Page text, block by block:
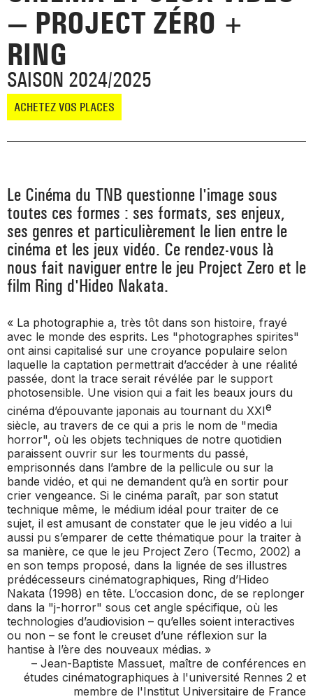
_ LES SALLES
_ ACTION TERRITORIALE
_ ACTION CULTURELLE
_ TNB ÉCO-RESPONSABLE
_ ARCHIVES ET RESSOURCES
_ COPRODUCTIONS
_ RÉSIDENCES D'ARTISTE
_ INTERNATIONAL
_ ACTUALITÉS
_ FORMATION
_ INSERTION PROFESSIONNELLE
_ PROMOTIONS
_ INTERNATIONAL
_ NOUS SOUTENIR
_ CONTACTS ET INFOS PRATIQUES
_ NOS MÉCÈNES
_ DEVENEZ MÉCÈNE
_ SOUTENEZ LE FESTIVAL TNB
_ RENCONTRER
_ PRATIQUER
_ EMPLOIS / STAGES
>
>
>
— PROJECT ZÉRO +
RING
SAISON 2024/2025
ACHETEZ VOS PLACES
Le Cinéma du TNB questionne l'image sous
toutes ces formes : ses formats, ses enjeux,
ses genres et particulièrement le lien entre le
cinéma et les jeux vidéo. Ce rendez-vous là
nous fait naviguer entre le jeu Project Zero et le
film Ring d'Hideo Nakata.
« La photographie a, très tôt dans son histoire, frayé
avec le monde des esprits. Les "photographes spirites"
ont ainsi capitalisé sur une croyance populaire selon
laquelle la captation permettrait d’accéder à une réalité
passée, dont la trace serait révélée par le support
photosensible. Une vision qui a fait les beaux jours du
cinéma d’épouvante japonais au tournant du XXIe
siècle, au travers de ce qui a pris le nom de "media
horror", où les objets techniques de notre quotidien
paraissent ouvrir sur les tourments du passé,
emprisonnés dans l’ambre de la pellicule ou sur la
bande vidéo, et qui ne demandent qu’à en sortir pour
crier vengeance. Si le cinéma paraît, par son statut
technique même, le médium idéal pour traiter de ce
sujet, il est amusant de constater que le jeu vidéo a lui
aussi pu s’emparer de cette thématique pour la traiter à
sa manière, ce que le jeu Project Zero (Tecmo, 2002) a
en son temps proposé, dans la lignée de ses illustres
prédécesseurs cinématographiques, Ring d’Hideo
Nakata (1998) en tête. L’occasion donc, de se replonger
dans la "j-horror" sous cet angle spécifique, où les
technologies d’audiovision – qu’elles soient interactives
ou non – se font le creuset d’une réflexion sur la
hantise à l’ère des nouveaux médias. »
– Jean-Baptiste Massuet, maître de conférences en
études cinématographiques à l'université Rennes 2 et
membre de l'Institut Universitaire de France